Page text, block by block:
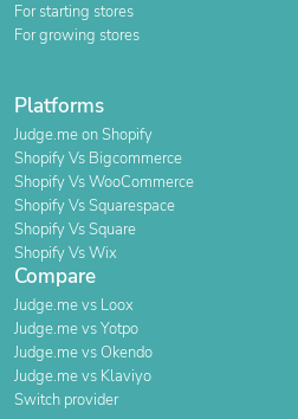
For starting stores
For growing stores
Platforms
Judge.me on Shopify
Shopify Vs Bigcommerce
Shopify Vs WooCommerce
Shopify Vs Squarespace
Shopify Vs Square
Shopify Vs Wix
Compare
Judge.me vs Loox
Judge.me vs Yotpo
Judge.me vs Okendo
Judge.me vs Klaviyo
Switch provider